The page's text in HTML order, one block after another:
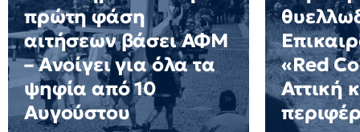
πρώτη φάση
αιτήσεων βάσει ΑΦΜ
– Ανοίγει για όλα τα
ψηφία από 10
Αυγούστου
«Red
Αττική